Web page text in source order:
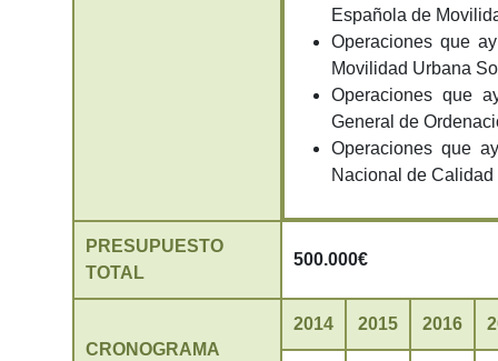
Española de
Operaciones que
Movilidad Urbana
Operaciones que
General de
Operaciones que
Nacional de
PRESUPUESTO
TOTAL
500.000€
CRONOGRAMA
2014 2015 2016